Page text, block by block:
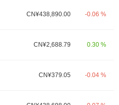
CN¥438,890.00 -0.06 %
CN¥2,688.79 0.30 %
CN¥379.05 -0.04 %